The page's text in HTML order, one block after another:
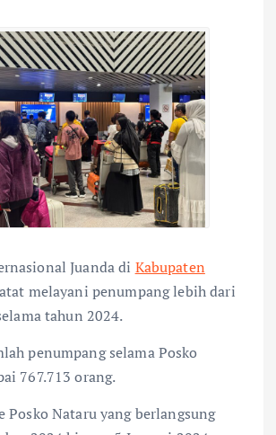
Juanda di Kabupaten
melayani penumpang lebih dari
tahun 2024.
penumpang selama Posko
767.713 orang.
Posko Nataru yang berlangsung